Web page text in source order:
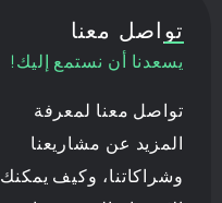
تواصل معنا
يسعدنا أن نستمع إليك!
تواصل معنا لمعرفة
المزيد عن مشاريعنا
وشراكاتنا، وكيف يمكنك